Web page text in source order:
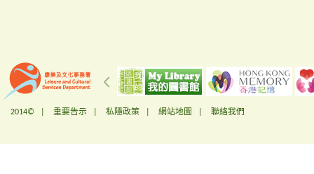
2014© | 重要告示 私隱政策 網站地圖 聯絡我們